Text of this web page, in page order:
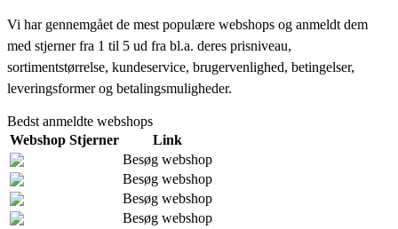
Vi har gennemgået de mest populære webshops og anmeldt dem
med stjerner fra 1 til 5 ud fra bl.a. deres prisniveau,
sortimentstørrelse, kundeservice, brugervenlighed, betingelser,
leveringsformer og betalingsmuligheder.
Bedst anmeldte webshops
Webshop Stjerner
Link
Besøg webshop
Besøg webshop
Besøg webshop
Besøg webshop